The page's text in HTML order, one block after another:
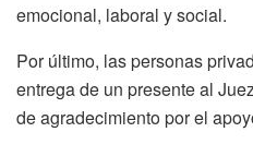
emocional, laboral y social.
Por último, las personas
entrega de un presente al
de agradecimiento por el